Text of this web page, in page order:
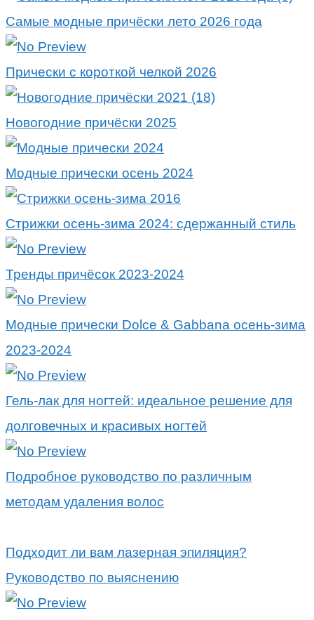
Самые модные причёски лето 2026 года
Прически с короткой челкой 2026
Новогодние причёски 2025
Модные прически осень 2024
Стрижки осень-зима 2024: сдержанный стиль
Тренды причёсок 2023-2024
Модные прически Dolce & Gabbana осень-зима
2023-2024
Гель-лак для ногтей: идеальное решение для
долговечных и красивых ногтей
Подробное руководство по различным
методам удаления волос
Подходит ли вам лазерная эпиляция?
Руководство по выяснению